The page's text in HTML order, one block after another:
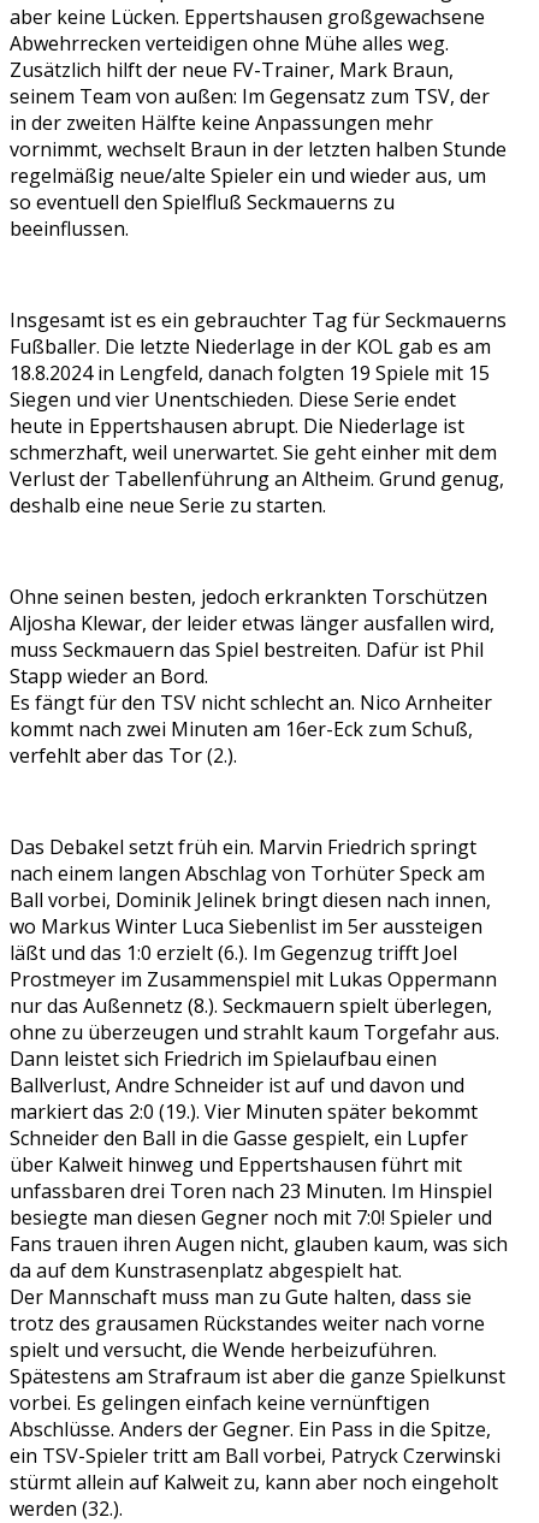
aber keine Lücken. Eppertshausen großgewachsene
Abwehrrecken verteidigen ohne Mühe alles weg.
Zusätzlich hilft der neue FV-Trainer, Mark Braun,
seinem Team von außen: Im Gegensatz zum TSV, der
in der zweiten Hälfte keine Anpassungen mehr
vornimmt, wechselt Braun in der letzten halben Stunde
regelmäßig neue/alte Spieler ein und wieder aus, um
so eventuell den Spielfluß Seckmauerns zu
beeinflussen.
Insgesamt ist es ein gebrauchter Tag für Seckmauerns
Fußballer. Die letzte Niederlage in der KOL gab es am
18.8.2024 in Lengfeld, danach folgten 19 Spiele mit 15
Siegen und vier Unentschieden. Diese Serie endet
heute in Eppertshausen abrupt. Die Niederlage ist
schmerzhaft, weil unerwartet. Sie geht einher mit dem
Verlust der Tabellenführung an Altheim. Grund genug,
deshalb eine neue Serie zu starten.
Ohne seinen besten, jedoch erkrankten Torschützen
Aljosha Klewar, der leider etwas länger ausfallen wird,
muss Seckmauern das Spiel bestreiten. Dafür ist Phil
Stapp wieder an Bord.
Es fängt für den TSV nicht schlecht an. Nico Arnheiter
kommt nach zwei Minuten am 16er-Eck zum Schuß,
verfehlt aber das Tor (2.).
Das Debakel setzt früh ein. Marvin Friedrich springt
nach einem langen Abschlag von Torhüter Speck am
Ball vorbei, Dominik Jelinek bringt diesen nach innen,
wo Markus Winter Luca Siebenlist im 5er aussteigen
läßt und das 1:0 erzielt (6.). Im Gegenzug trifft Joel
Prostmeyer im Zusammenspiel mit Lukas Oppermann
nur das Außennetz (8.). Seckmauern spielt überlegen,
ohne zu überzeugen und strahlt kaum Torgefahr aus.
Dann leistet sich Friedrich im Spielaufbau einen
Ballverlust, Andre Schneider ist auf und davon und
markiert das 2:0 (19.). Vier Minuten später bekommt
Schneider den Ball in die Gasse gespielt, ein Lupfer
über Kalweit hinweg und Eppertshausen führt mit
unfassbaren drei Toren nach 23 Minuten. Im Hinspiel
besiegte man diesen Gegner noch mit 7:0! Spieler und
Fans trauen ihren Augen nicht, glauben kaum, was sich
da auf dem Kunstrasenplatz abgespielt hat.
Der Mannschaft muss man zu Gute halten, dass sie
trotz des grausamen Rückstandes weiter nach vorne
spielt und versucht, die Wende herbeizuführen.
Spätestens am Strafraum ist aber die ganze Spielkunst
vorbei. Es gelingen einfach keine vernünftigen
Abschlüsse. Anders der Gegner. Ein Pass in die Spitze,
ein TSV-Spieler tritt am Ball vorbei, Patryck Czerwinski
stürmt allein auf Kalweit zu, kann aber noch eingeholt
werden (32.).